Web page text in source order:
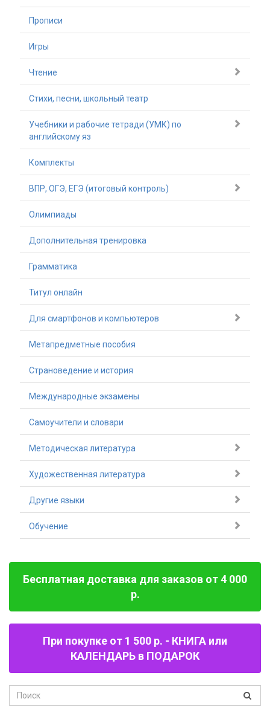
Прописи
Игры
Чтение
Стихи, песни, школьный театр
Учебники и рабочие тетради (УМК) по
английскому яз
Комплекты
ВПР, ОГЭ, ЕГЭ (итоговый контроль)
Олимпиады
Дополнительная тренировка
Грамматика
Титул онлайн
Для смартфонов и компьютеров
Метапредметные пособия
Страноведение и история
Международные экзамены
Самоучители и словари
Методическая литература
Художественная литература
Другие языки
Обучение
Бесплатная доставка для заказов от 4 000
р.
При покупке от 1 500 р. - КНИГА или
КАЛЕНДАРЬ в ПОДАРОК